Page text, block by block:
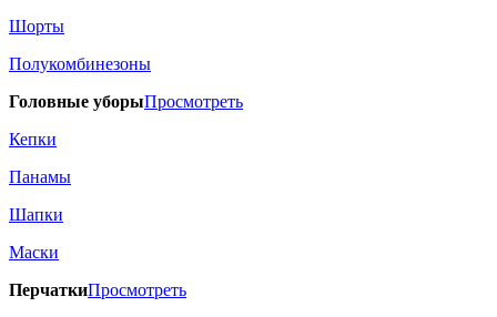
Шорты
Полукомбинезоны
Головные уборыПросмотреть
Кепки
Панамы
Шапки
Маски
ПерчаткиПросмотреть